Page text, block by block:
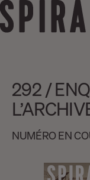
292 /
NUMÉRO EN